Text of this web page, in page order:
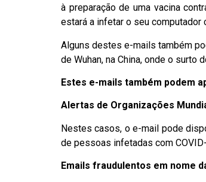
à preparação de uma vacina
estará a infetar o seu
Alguns destes e-mails também
de Wuhan, na China, onde o surto
Estes e-mails também podem
Alertas de Organizações
Nestes casos, o e-mail pode
de pessoas infetadas com
Emails fraudulentos em nome